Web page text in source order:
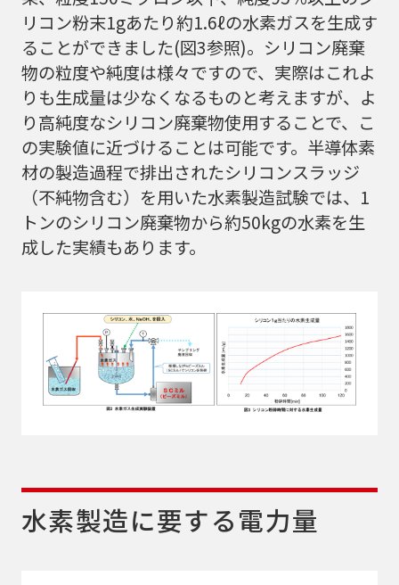
リコン粉末1gあたり約1.6ℓの水素ガスを生成す
ることができました(図3参照)。シリコン廃棄
物の粒度や純度は様々ですので、実際はこれよ
りも生成量は少なくなるものと考えますが、よ
り高純度なシリコン廃棄物使用することで、こ
の実験値に近づけることは可能です。半導体素
材の製造過程で排出されたシリコンスラッジ
（不純物含む）を用いた水素製造試験では、1
トンのシリコン廃棄物から約50kgの水素を生
成した実績もあります。
水素製造に要する電力量